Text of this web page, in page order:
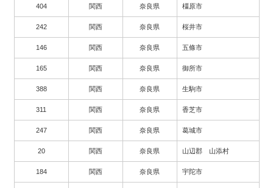
404 関西 奈良県 橿原市
242 関西 奈良県 桜井市
146 関西 奈良県 五條市
165 関西 奈良県 御所市
388 関西 奈良県 生駒市
311 関西 奈良県 香芝市
247 関西 奈良県 葛城市
20 関西 奈良県 山辺郡 山添村
184 関西 奈良県 宇陀市